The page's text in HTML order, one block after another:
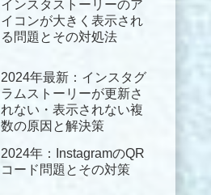
インスタストーリーのア
イコンが大きく表示され
る問題とその対処法
2024年最新：インスタグ
ラムストーリーが更新さ
れない・表示されない複
数の原因と解決策
2024年：InstagramのQR
コード問題とその対策